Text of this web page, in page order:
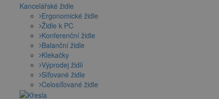
Kancelářské židle
Ergonomické židle
Židle k PC
Konferenční židle
Balanční židle
Klekačky
Výprodej židlí
Síťované židle
Celosíťované židle